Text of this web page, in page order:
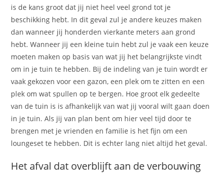
is de kans groot dat jij niet heel veel grond tot je
beschikking hebt. In dit geval zul je andere keuzes maken
dan wanneer jij honderden vierkante meters aan grond
hebt. Wanneer jij een kleine tuin hebt zul je vaak een keuze
moeten maken op basis van wat jij het belangrijkste vindt
om in je tuin te hebben. Bij de indeling van je tuin wordt er
vaak gekozen voor een gazon, een plek om te zitten en een
plek om wat spullen op te bergen. Hoe groot elk gedeelte
van de tuin is is afhankelijk van wat jij vooral wilt gaan doen
in je tuin. Als jij van plan bent om hier veel tijd door te
brengen met je vrienden en familie is het fijn om een
loungeset te hebben. Dit is echter lang niet altijd het geval.
Het afval dat overblijft aan de verbouwing